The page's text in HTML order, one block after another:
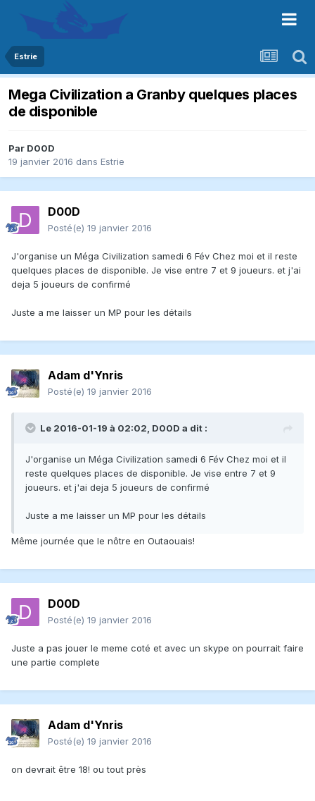
Estrie
Mega Civilization a Granby quelques places
de disponible
Par D00D
19 janvier 2016 dans Estrie
D00D
Posté(e) 19 janvier 2016
J'organise un Méga Civilization samedi 6 Fév Chez moi et il reste
quelques places de disponible. Je vise entre 7 et 9 joueurs. et j'ai
deja 5 joueurs de confirmé
Juste a me laisser un MP pour les détails
Adam d'Ynris
Posté(e) 19 janvier 2016
Le 2016-01-19 à 02:02, D00D a dit :
J'organise un Méga Civilization samedi 6 Fév Chez moi et il
reste quelques places de disponible. Je vise entre 7 et 9
joueurs. et j'ai deja 5 joueurs de confirmé
Juste a me laisser un MP pour les détails
Même journée que le nôtre en Outaouais!
D00D
Posté(e) 19 janvier 2016
Juste a pas jouer le meme coté et avec un skype on pourrait faire
une partie complete
Adam d'Ynris
Posté(e) 19 janvier 2016
on devrait être 18! ou tout près